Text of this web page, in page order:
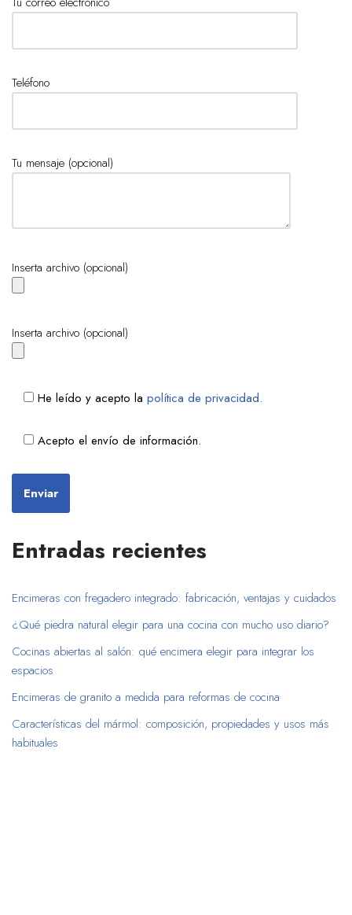
Teléfono
Tu mensaje (opcional)
Inserta archivo (opcional)
Inserta archivo (opcional)
He leído y acepto la política de privacidad.
Acepto el envío de información.
Entradas recientes
Encimeras con fregadero integrado: fabricación, ventajas y cuidados
¿Qué piedra natural elegir para una cocina con mucho uso diario?
Cocinas abiertas al salón: qué encimera elegir para integrar los
espacios
Encimeras de granito a medida para reformas de cocina
Características del mármol: composición, propiedades y usos más
habituales